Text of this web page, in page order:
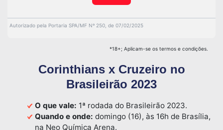
Autorizado pela Portaria SPA/MF Nº 250, de 07/02/2025
*18+; Aplicam-se os termos e condições.
Corinthians x Cruzeiro no
Brasileirão 2023
O que vale: 1ª rodada do Brasileirão 2023.
Quando e onde: domingo (16), às 16h de Brasília,
na Neo Química Arena.